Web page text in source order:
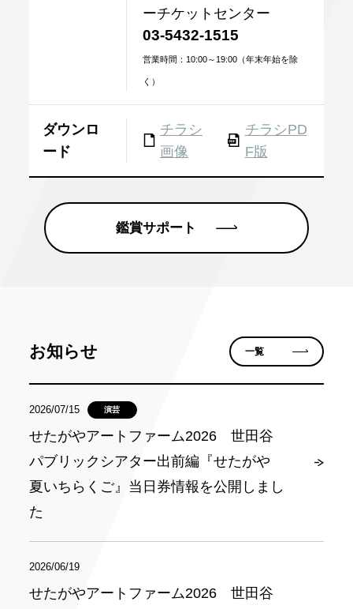
ーチケットセンター
03-5432-1515
営業時間：10:00～19:00（年末年始を除
く）
ダウンロ
ード
チラシ
画像
チラシPD
F版
鑑賞サポート
お知らせ 一覧
2026/07/15 演芸
せたがやアートファーム2026 世田谷
パブリックシアター出前編『せたがや
夏いちらくご』当日券情報を公開しまし
た
2026/06/19
せたがやアートファーム2026 世田谷